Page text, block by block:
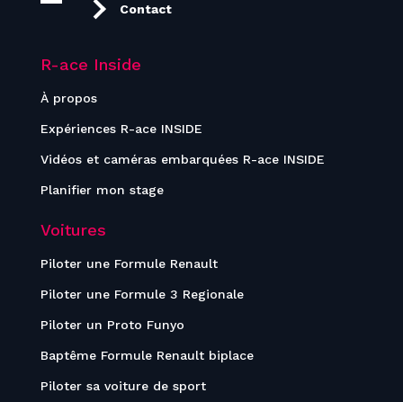
Contact
R-ace Inside
À propos
Expériences R-ace INSIDE
Vidéos et caméras embarquées R-ace INSIDE
Planifier mon stage
Voitures
Piloter une Formule Renault
Piloter une Formule 3 Regionale
Piloter un Proto Funyo
Baptême Formule Renault biplace
Piloter sa voiture de sport